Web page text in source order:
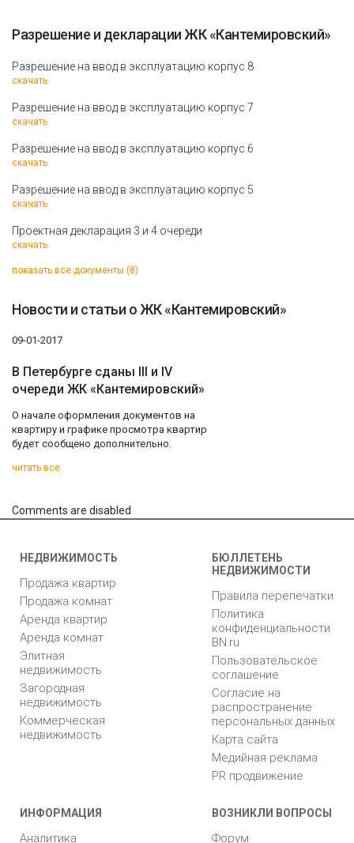
Разрешение и декларации ЖК «Кантемировский»
Разрешение на ввод в эксплуатацию корпус 8
скачать
Разрешение на ввод в эксплуатацию корпус 7
скачать
Разрешение на ввод в эксплуатацию корпус 6
скачать
Разрешение на ввод в эксплуатацию корпус 5
скачать
Проектная декларация 3 и 4 очереди
скачать
показать все документы (8)
Новости и статьи о ЖК «Кантемировский»
09-01-2017
В Петербурге сданы III и IV
очереди ЖК «Кантемировский»
О начале оформления документов на
квартиру и графике просмотра квартир
будет сообщено дополнительно.
читать все
Comments are disabled
НЕДВИЖИМОСТЬ
Продажа квартир
Продажа комнат
Аренда квартир
Аренда комнат
Элитная
недвижимость
Загородная
недвижимость
Коммерческая
недвижимость
БЮЛЛЕТЕНЬ
НЕДВИЖИМОСТИ
Правила перепечатки
Политика
конфиденциальности
BN.ru
Пользовательское
соглашение
Согласие на
распространение
персональных данных
Карта сайта
Медийная реклама
PR продвижение
ИНФОРМАЦИЯ
Аналитика
ВОЗНИКЛИ ВОПРОСЫ
Форум